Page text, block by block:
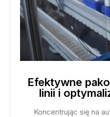
Efektywne
linii i
Koncentrując się na